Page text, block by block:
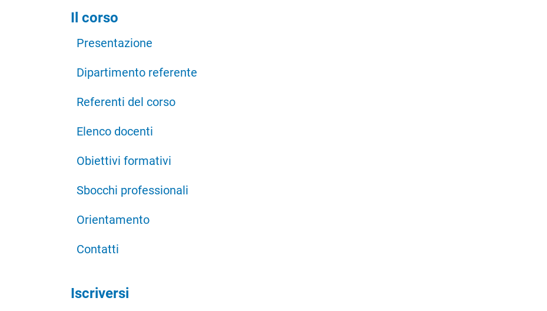
Navigazione principale
Il corso
Presentazione
Dipartimento referente
Referenti del corso
Elenco docenti
Obiettivi formativi
Sbocchi professionali
Orientamento
Contatti
Iscriversi